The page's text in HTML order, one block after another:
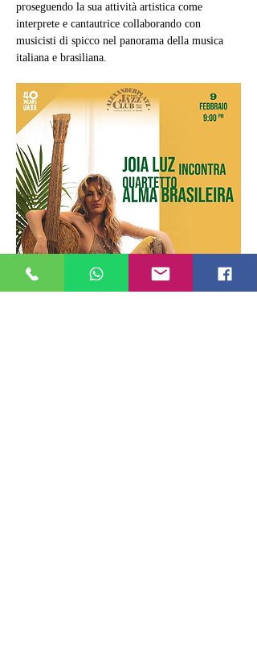
proseguendo la sua attività artistica come
interprete e cantautrice collaborando con
musicisti di spicco nel panorama della musica
italiana e brasiliana.